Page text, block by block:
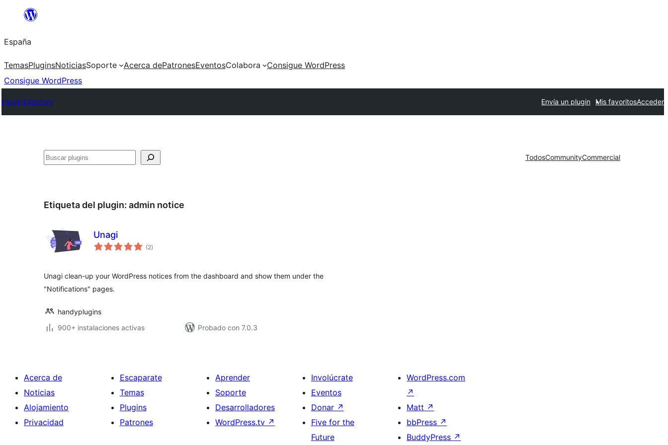
Saltar
contenido
España
TemasPluginsNoticiasSoporte Acerca dePatronesEventosColabora
Consigue WordPress
Consigue WordPress
Plugin Directory Envía un plugin Mis favoritosAcceder
Buscar TodosCommunityCommercial
Etiqueta del plugin: admin notice
Unagi
(2valoraciones
en
)
Unagi clean-up your WordPress notices from the dashboard and show them under the
"Notifications" pages.
handyplugins
900+ instalaciones activas
Probado con 7.0.3
Acerca de
Noticias
Alojamiento
Privacidad
Escaparate
Temas
Plugins
Patrones
Aprender
Soporte
Desarrolladores
WordPress.tv ↗
Involúcrate
Eventos
Donar ↗
Five for the
Future
WordPress.com
↗
Matt ↗
bbPress ↗
BuddyPress ↗